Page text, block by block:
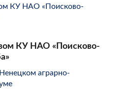
КУ НАО «Поисково-